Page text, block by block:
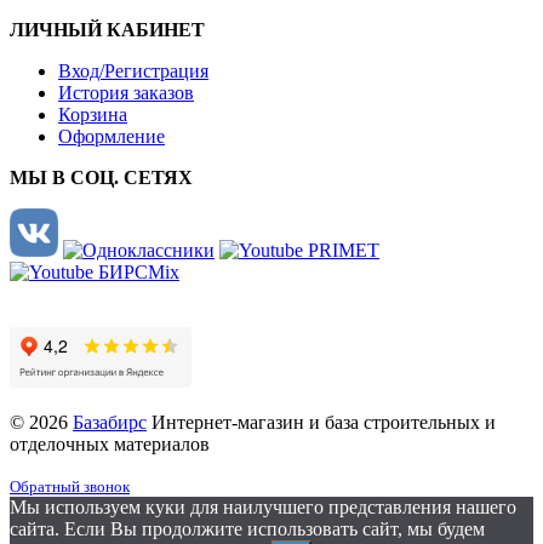
ЛИЧНЫЙ КАБИНЕТ
Вход/Регистрация
История заказов
Корзина
Оформление
МЫ В СОЦ. СЕТЯХ
© 2026 Базабирс Интернет-магазин и база строительных и
отделочных материалов
Обратный звонок
Мы используем куки для наилучшего представления нашего
сайта. Если Вы продолжите использовать сайт, мы будем